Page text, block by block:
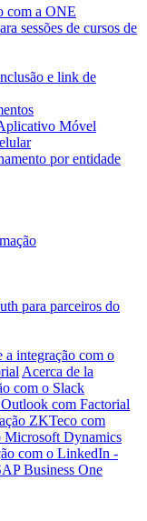
com a ONE
sessões de cursos de
e link de
Móvel
por entidade
para parceiros do
a integração com o
Acerca de la
com o Slack
com Factorial
ZKTeco com
Microsoft Dynamics
com o LinkedIn -
Business One